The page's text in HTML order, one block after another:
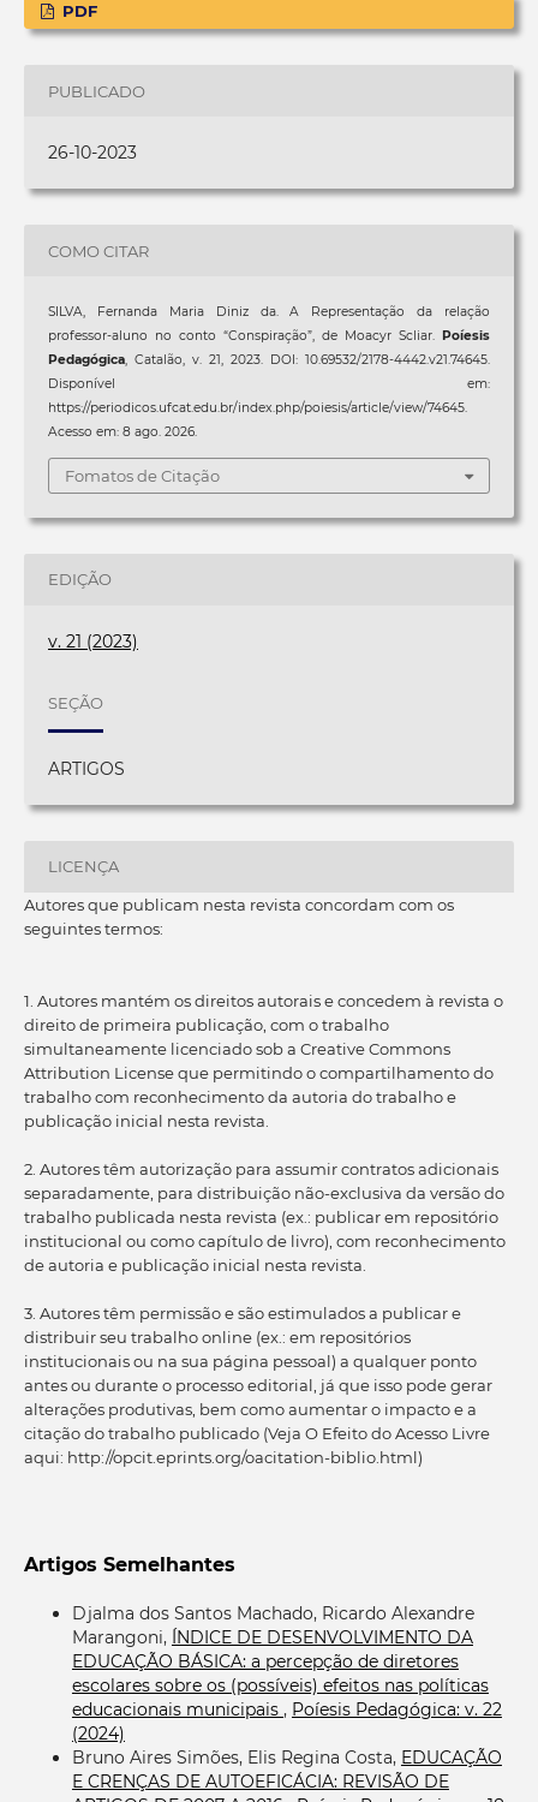
PDF
PUBLICADO
26-10-2023
COMO CITAR
SILVA, Fernanda Maria Diniz da. A Representação da relação
professor-aluno no conto “Conspiração”, de Moacyr Scliar.
Poíesis
Pedagógica, Catalão, v. 21, 2023. DOI: 10.69532/2178-4442.v21.74645.
Disponível em:
https://periodicos.ufcat.edu.br/index.php/poiesis/article/view/74645.
Acesso em: 8 ago. 2026.
Fomatos de Citação
EDIÇÃO
v. 21 (2023)
SEÇÃO
ARTIGOS
LICENÇA
Autores que publicam nesta revista concordam com os
seguintes termos:
1. Autores mantém os direitos autorais e concedem à revista o
direito de primeira publicação, com o trabalho
simultaneamente licenciado sob a Creative Commons
Attribution License que permitindo o compartilhamento do
trabalho com reconhecimento da autoria do trabalho e
publicação inicial nesta revista.
2. Autores têm autorização para assumir contratos adicionais
separadamente, para distribuição não-exclusiva da versão do
trabalho publicada nesta revista (ex.: publicar em repositório
institucional ou como capítulo de livro), com reconhecimento
de autoria e publicação inicial nesta revista.
3. Autores têm permissão e são estimulados a publicar e
distribuir seu trabalho online (ex.: em repositórios
institucionais ou na sua página pessoal) a qualquer ponto
antes ou durante o processo editorial, já que isso pode gerar
alterações produtivas, bem como aumentar o impacto e a
citação do trabalho publicado (Veja O Efeito do Acesso Livre
aqui: http://opcit.eprints.org/oacitation-biblio.html)
Artigos Semelhantes
Djalma dos Santos Machado, Ricardo Alexandre
Marangoni, ÍNDICE DE DESENVOLVIMENTO DA
EDUCAÇÃO BÁSICA: a percepção de diretores
escolares sobre os (possíveis) efeitos nas políticas
educacionais municipais , Poíesis Pedagógica: v. 22
(2024)
Bruno Aires Simões, Elis Regina Costa, EDUCAÇÃO
E CRENÇAS DE AUTOEFICÁCIA: REVISÃO DE